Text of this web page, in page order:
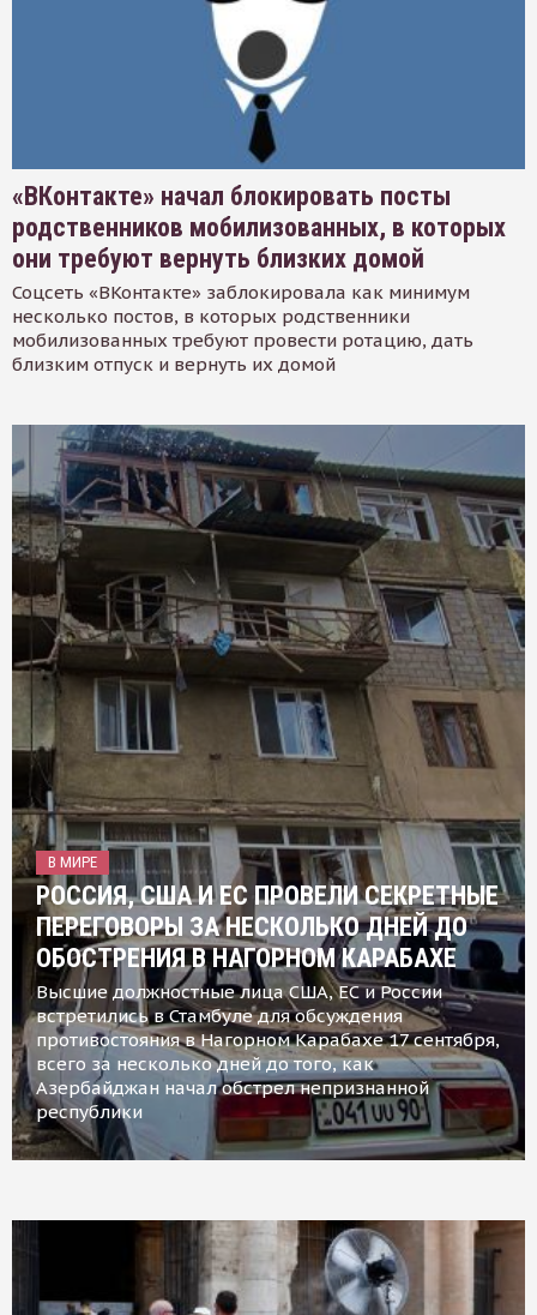
«ВКонтакте» начал блокировать посты
родственников мобилизованных, в которых
они требуют вернуть близких домой
Соцсеть «ВКонтакте» заблокировала как минимум
несколько постов, в которых родственники
мобилизованных требуют провести ротацию, дать
близким отпуск и вернуть их домой
В МИРЕ
РОССИЯ, США И ЕС ПРОВЕЛИ СЕКРЕТНЫЕ
ПЕРЕГОВОРЫ ЗА НЕСКОЛЬКО ДНЕЙ ДО
ОБОСТРЕНИЯ В НАГОРНОМ КАРАБАХЕ
Высшие должностные лица США, ЕС и России
встретились в Стамбуле для обсуждения
противостояния в Нагорном Карабахе 17 сентября,
всего за несколько дней до того, как
Азербайджан начал обстрел непризнанной
республики